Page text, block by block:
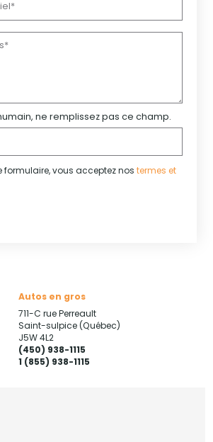
ne remplissez pas ce champ.
formulaire, vous acceptez nostermes et
Autos en gros
711-C rue Perreault
Saint-sulpice (Québec)
J5W 4L2
(450) 938-1115
1 (855) 938-1115